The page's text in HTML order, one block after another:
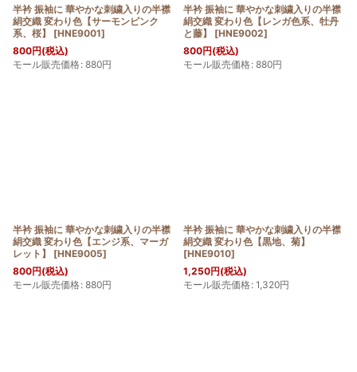
半衿 振袖に 華やかな刺繍入りの半襟
絹交織 変わり色【サーモンピンク
系、桜】
[HNE9001]
800円(税込)
モール販売価格: 880円
半衿 振袖に 華やかな刺繍入りの半襟
絹交織 変わり色【レンガ色系、牡丹
と藤】
[HNE9002]
800円(税込)
モール販売価格: 880円
半衿 振袖に 華やかな刺繍入りの半襟
絹交織 変わり色【エンジ系、マーガ
レット】
[HNE9005]
800円(税込)
モール販売価格: 880円
半衿 振袖に 華やかな刺繍入りの半襟
絹交織 変わり色【黒地、菊】
[HNE9010]
1,250円(税込)
モール販売価格: 1,320円